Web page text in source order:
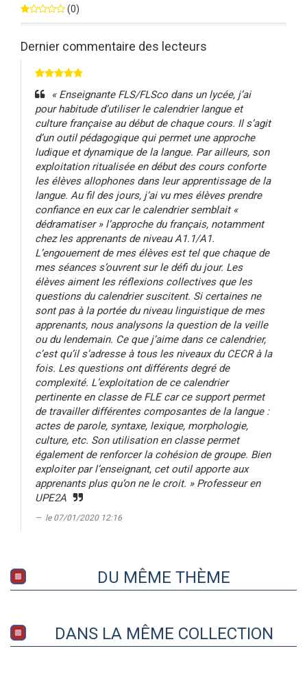
(0)
Dernier commentaire des lecteurs
« Enseignante FLS/FLSco dans un lycée, j’ai
pour habitude d’utiliser le calendrier langue et
culture française au début de chaque cours. Il s’agit
d’un outil pédagogique qui permet une approche
ludique et dynamique de la langue. Par ailleurs, son
exploitation ritualisée en début des cours conforte
les élèves allophones dans leur apprentissage de la
langue. Au fil des jours, j’ai vu mes élèves prendre
confiance en eux car le calendrier semblait «
dédramatiser » l’approche du français, notamment
chez les apprenants de niveau A1.1/A1.
L’engouement de mes élèves est tel que chaque de
mes séances s’ouvrent sur le défi du jour. Les
élèves aiment les réflexions collectives que les
questions du calendrier suscitent. Si certaines ne
sont pas à la portée du niveau linguistique de mes
apprenants, nous analysons la question de la veille
ou du lendemain. Ce que j’aime dans ce calendrier,
c’est qu’il s’adresse à tous les niveaux du CECR à la
fois. Les questions ont différents degré de
complexité. L’exploitation de ce calendrier
pertinente en classe de FLE car ce support permet
de travailler différentes composantes de la langue :
actes de parole, syntaxe, lexique, morphologie,
culture, etc. Son utilisation en classe permet
également de renforcer la cohésion de groupe. Bien
exploiter par l’enseignant, cet outil apporte aux
apprenants plus qu’on ne le croit. » Professeur en
UPE2A
le 07/01/2020 12:16
DU MÊME THÈME
DANS LA MÊME COLLECTION